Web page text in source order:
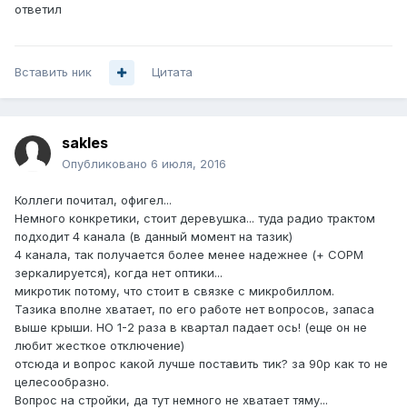
ответил
Вставить ник Цитата
sakles
Опубликовано 6 июля, 2016
Коллеги почитал, офигел...
Немного конкретики, стоит деревушка... туда радио трактом
подходит 4 канала (в данный момент на тазик)
4 канала, так получается более менее надежнее (+ СОРМ
зеркалируется), когда нет оптики...
микротик потому, что стоит в связке с микробиллом.
Тазика вполне хватает, по его работе нет вопросов, запаса
выше крыши. НО 1-2 раза в квартал падает ось! (еще он не
любит жесткое отключение)
отсюда и вопрос какой лучше поставить тик? за 90р как то не
целесообразно.
Вопрос на стройки, да тут немного не хватает тяму...